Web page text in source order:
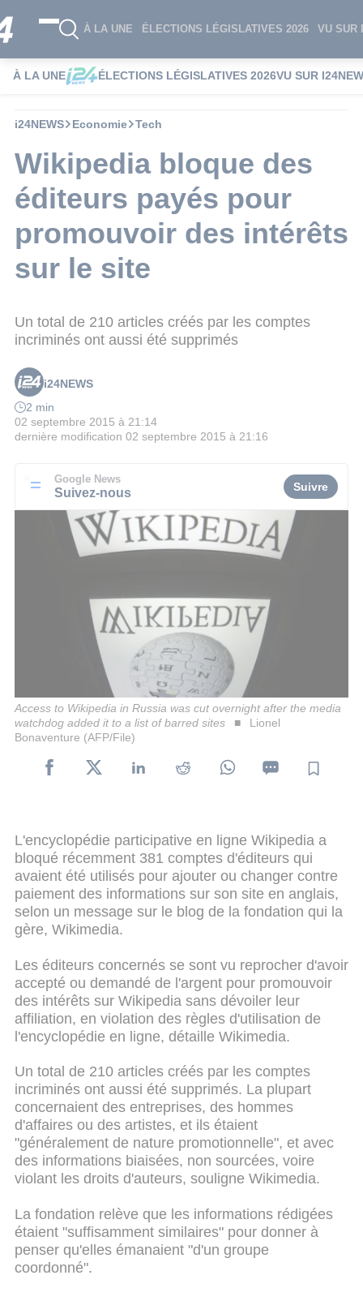
À LA UNE ÉLECTIONS LÉGISLATIVES 2026 VU SUR
À LA UNE ÉLECTIONS LÉGISLATIVES 2026VU SUR
i24NEWS Economie Tech
Wikipedia bloque des
éditeurs payés pour
promouvoir des intérêts
sur le site
Un total de 210 articles créés par les comptes
incriminés ont aussi été supprimés
i24NEWS
2 min
02 septembre 2015 à 21:14
dernière modification 02 septembre 2015 à 21:16
Google News
Suivez-nous Suivre
Access to Wikipedia in Russia was cut overnight after the media
watchdog added it to a list of barred sites
Lionel
Bonaventure (AFP/File)
L'encyclopédie participative en ligne Wikipedia a
bloqué récemment 381 comptes d'éditeurs qui
avaient été utilisés pour ajouter ou changer contre
paiement des informations sur son site en anglais,
selon un message sur le blog de la fondation qui la
gère, Wikimedia.
Les éditeurs concernés se sont vu reprocher d'avoir
accepté ou demandé de l'argent pour promouvoir
des intérêts sur Wikipedia sans dévoiler leur
affiliation, en violation des règles d'utilisation de
l'encyclopédie en ligne, détaille Wikimedia.
Un total de 210 articles créés par les comptes
incriminés ont aussi été supprimés. La plupart
concernaient des entreprises, des hommes
d'affaires ou des artistes, et ils étaient
"généralement de nature promotionnelle", et avec
des informations biaisées, non sourcées, voire
violant les droits d'auteurs, souligne Wikimedia.
La fondation relève que les informations rédigées
étaient "suffisamment similaires" pour donner à
penser qu'elles émanaient "d'un groupe
coordonné".